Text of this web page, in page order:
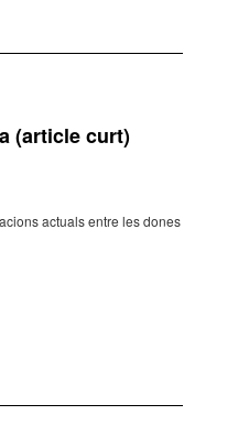
(article curt)
actu­als entre les dones